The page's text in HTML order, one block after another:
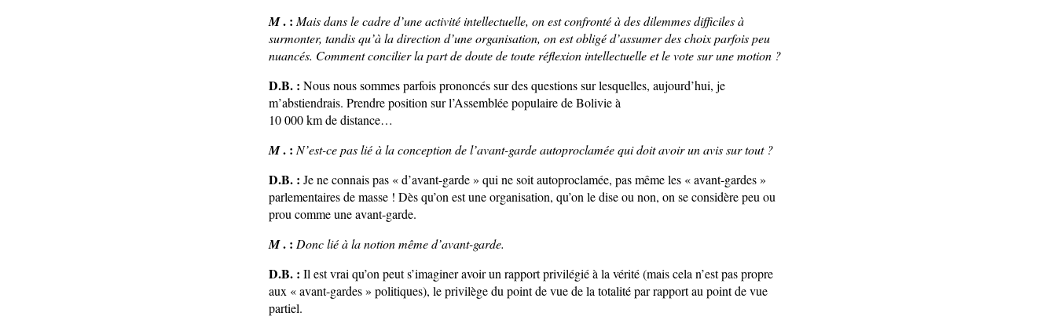
M. :Mais dans le cadre d’une activité intellectuelle, on est confronté à des dilemmes difficiles à
surmonter, tandis qu’à la direction d’une organisation, on est obligé d’assumer des choix parfois peu
nuancés. Comment concilier la part de doute de toute réflexion intellectuelle et le vote sur une motion ?
D.B. : Nous nous sommes parfois prononcés sur des questions sur lesquelles, aujourd’hui, je
m’abstiendrais. Prendre position sur l’Assemblée populaire de Bolivie à
10 000 km de distance…
M. :N’est-ce pas lié à la conception de l’avant-garde autoproclamée qui doit avoir un avis sur tout ?
D.B. : Je ne connais pas « d’avant-garde » qui ne soit autoproclamée, pas même les « avant-gardes »
parlementaires de masse ! Dès qu’on est une organisation, qu’on le dise ou non, on se considère peu ou
prou comme une avant-garde.
M. : Donc lié à la notion même d’avant-garde.
D.B. : Il est vrai qu’on peut s’imaginer avoir un rapport privilégié à la vérité (mais cela n’est pas propre
aux « avant-gardes » politiques), le privilège du point de vue de la totalité par rapport au point de vue
partiel.